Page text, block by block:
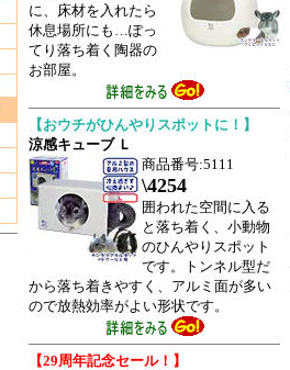
に、床材を入れたら
休息場所にも…ぽっ
てり落ち着く陶器の
お部屋。
【おウチがひんやりスポットに！】
涼感キューブ Ｌ
商品番号:5111
\4254
囲われた空間に入る
と落ち着く、小動物
のひんやりスポット
です。トンネル型だ
から落ち着きやすく、アルミ面が多い
ので放熱効率がよい形状です。
【29周年記念セール！】